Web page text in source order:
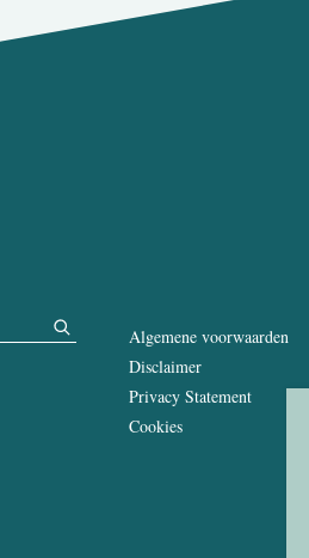
Algemene voorwaarden
Disclaimer
Privacy Statement
Cookies